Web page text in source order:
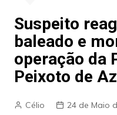
Suspeito
baleado e
operação da
Peixoto de
Célio 24 de Maio